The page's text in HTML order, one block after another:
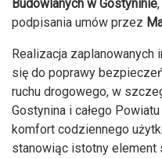
Budowlanych w Gostyninie
podpisania umów przez
Realizacja
się do poprawy
ruchu drogowego, w
Gostynina i całego
komfort codziennego
stanowiąc istotny element